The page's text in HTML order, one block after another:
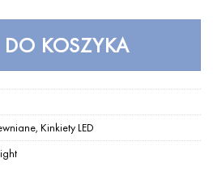
KOSZYKA
, Kinkiety LED